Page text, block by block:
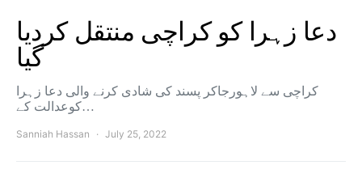
دعا زہرا کو کراچی منتقل کردیا
گیا
کراچی سے لاہورجاکر پسند کی شادی کرنے والی دعا زہرا
کوعدالت کے…
Sanniah Hassan July 25, 2022